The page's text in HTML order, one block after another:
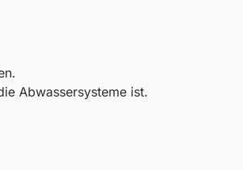
Abwassersysteme ist.